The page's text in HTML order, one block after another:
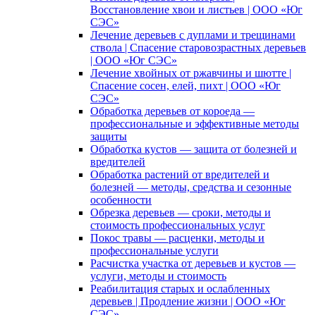
Восстановление хвои и листьев | ООО «Юг
СЭС»
Лечение деревьев с дуплами и трещинами
ствола | Спасение старовозрастных деревьев
| ООО «Юг СЭС»
Лечение хвойных от ржавчины и шютте |
Спасение сосен, елей, пихт | ООО «Юг
СЭС»
Обработка деревьев от короеда —
профессиональные и эффективные методы
защиты
Обработка кустов — защита от болезней и
вредителей
Обработка растений от вредителей и
болезней — методы, средства и сезонные
особенности
Обрезка деревьев — сроки, методы и
стоимость профессиональных услуг
Покос травы — расценки, методы и
профессиональные услуги
Расчистка участка от деревьев и кустов —
услуги, методы и стоимость
Реабилитация старых и ослабленных
деревьев | Продление жизни | ООО «Юг